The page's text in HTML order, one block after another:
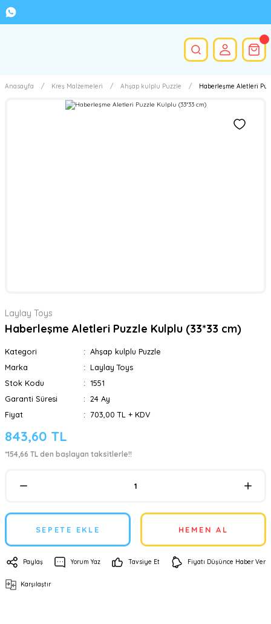
Anasayfa Kreş Malzemeleri Ahşap kulplu Puzzle Haberleşme Aletleri
Laylay Toys
Haberleşme Aletleri Puzzle Kulplu (33*33 cm)
Kategori
Ahşap kulplu Puzzle
Marka
Laylay Toys
Stok Kodu
1551
Garanti Süresi
24 Ay
Fiyat
703,00 TL + KDV
843,60 TL
*154,66 TL den başlayan taksitlerle!!
SEPETE EKLE HEMEN AL
Paylaş Yorum Yaz Tavsiye Et Fiyatı Düşünce Haber Ver
Karşılaştır